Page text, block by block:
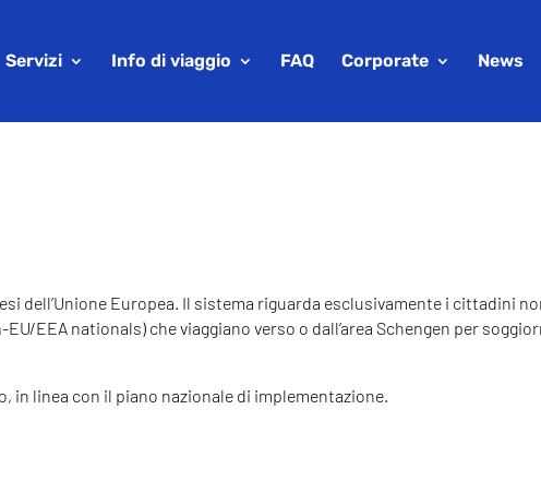
Servizi Info di viaggio FAQ Corporate News
dell’Unione Europea. Il sistema riguarda esclusivamente i cittadini
EEA nationals) che viaggiano verso o dall’area Schengen per
in linea con il piano nazionale di implementazione.